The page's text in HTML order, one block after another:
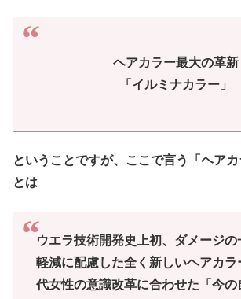
ヘアカラー最大の革新
「イルミナカラー」
ということですが、ここで言う「ヘアカ
とは
ウエラ技術開発史上初、ダメージの
軽減に配慮した全く新しいヘアカラ
代女性の意識改革に合わせた「今の